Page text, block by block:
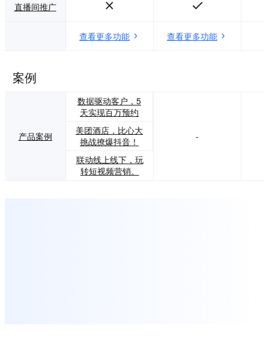
直播间推广
查看更多功能 查看更多功能
案例
产品案例
数据驱动客户，5
天实现百万预约
美团酒店，比心大
挑战撩爆抖音！
联动线上线下，玩
转短视频营销。
-